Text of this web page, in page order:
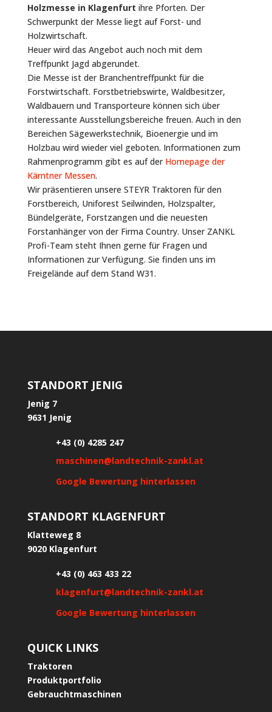
Holzmesse in Klagenfurt ihre Pforten. Der
Schwerpunkt der Messe liegt auf Forst- und
Holzwirtschaft.
Heuer wird das Angebot auch noch mit dem
Treffpunkt Jagd abgerundet.
Die Messe ist der Branchentreffpunkt für die
Forstwirtschaft. Forstbetriebswirte, Waldbesitzer,
Waldbauern und Transporteure können sich über
interessante Ausstellungsbereiche freuen. Auch in den
Bereichen Sägewerkstechnik, Bioenergie und im
Holzbau wird wieder viel geboten. Informationen zum
Rahmenprogramm gibt es auf der Homepage der
Kärntner Messen.
Wir präsentieren unsere STEYR Traktoren für den
Forstbereich, Uniforest Seilwinden, Holzspalter,
Bündelgeräte, Forstzangen und die neuesten
Forstanhänger von der Firma Country. Unser ZANKL
Profi-Team steht Ihnen gerne für Fragen und
Informationen zur Verfügung. Sie finden uns im
Freigelände auf dem Stand W31.
STANDORT JENIG
Jenig 7
9631 Jenig
+43 (0) 4285 247
maschinen@landtechnik-zankl.at
Google Bewertung hinterlassen
STANDORT KLAGENFURT
Klatteweg 8
9020 Klagenfurt
+43 (0) 463 433 22
klagenfurt@landtechnik-zankl.at
Google Bewertung hinterlassen
QUICK LINKS
Traktoren
Produktportfolio
Gebrauchtmaschinen